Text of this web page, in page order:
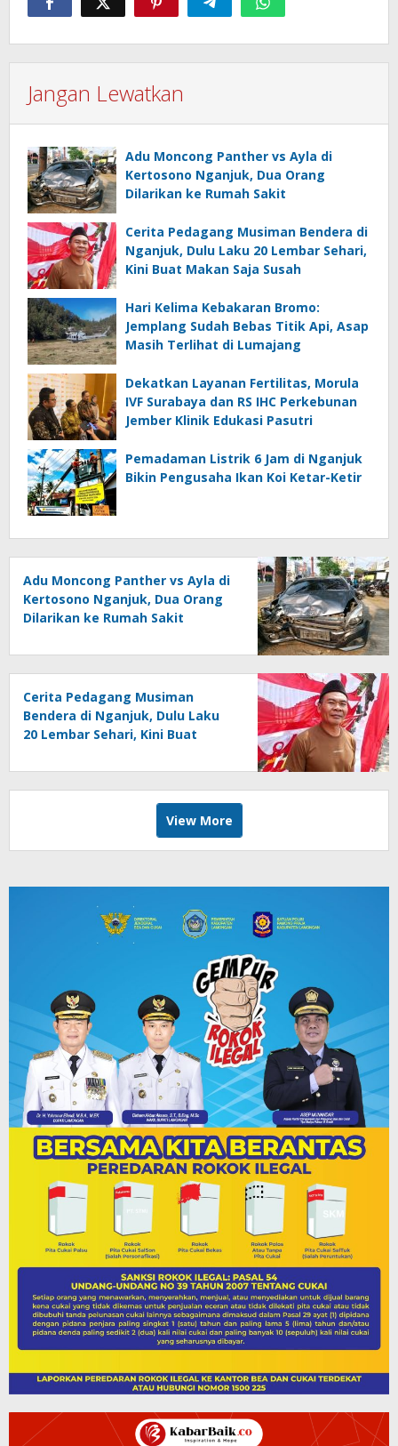
Jangan Lewatkan
Adu Moncong Panther vs Ayla di
Kertosono Nganjuk, Dua Orang
Dilarikan ke Rumah Sakit
Cerita Pedagang Musiman Bendera di
Nganjuk, Dulu Laku 20 Lembar Sehari,
Kini Buat Makan Saja Susah
Hari Kelima Kebakaran Bromo:
Jemplang Sudah Bebas Titik Api, Asap
Masih Terlihat di Lumajang
Dekatkan Layanan Fertilitas, Morula
IVF Surabaya dan RS IHC Perkebunan
Jember Klinik Edukasi Pasutri
Pemadaman Listrik 6 Jam di Nganjuk
Bikin Pengusaha Ikan Koi Ketar-Ketir
Adu Moncong Panther vs Ayla di
Kertosono Nganjuk, Dua Orang
Dilarikan ke Rumah Sakit
Cerita Pedagang Musiman
Bendera di Nganjuk, Dulu Laku
20 Lembar Sehari, Kini Buat
View More